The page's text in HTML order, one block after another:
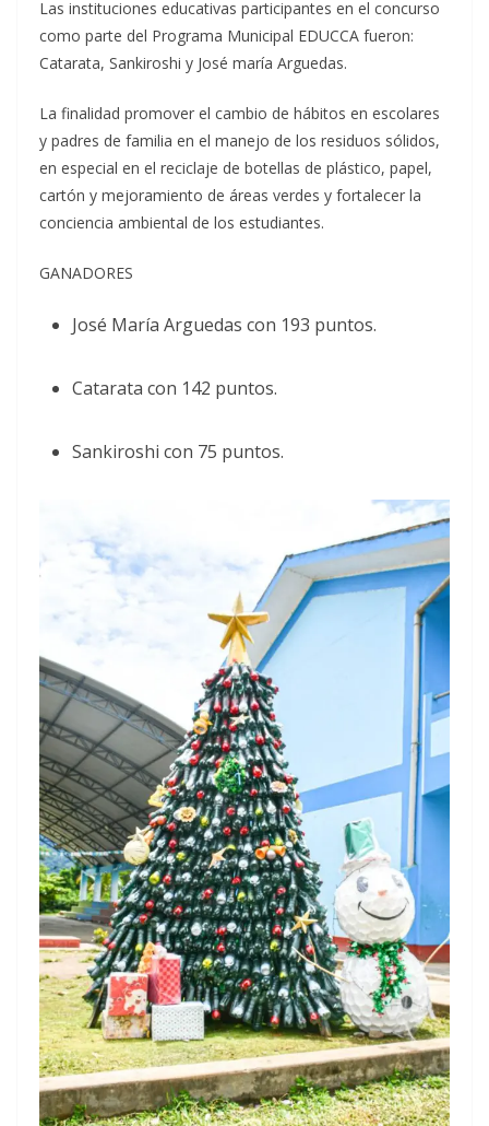
Las instituciones educativas participantes en el concurso
como parte del Programa Municipal EDUCCA fueron:
Catarata, Sankiroshi y José maría Arguedas.
La finalidad promover el cambio de hábitos en escolares
y padres de familia en el manejo de los residuos sólidos,
en especial en el reciclaje de botellas de plástico, papel,
cartón y mejoramiento de áreas verdes y fortalecer la
conciencia ambiental de los estudiantes.
GANADORES
José María Arguedas con 193 puntos.
Catarata con 142 puntos.
Sankiroshi con 75 puntos.